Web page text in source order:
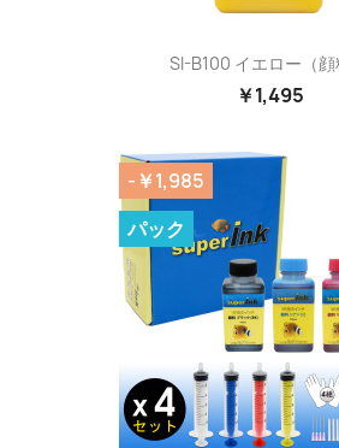
SI-B100 イエロー（顔
￥1,495
-￥1,985
パック